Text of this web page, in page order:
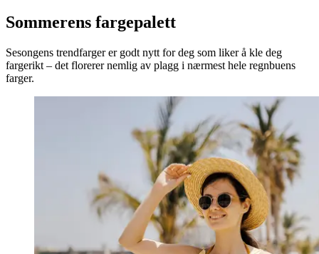
Sommerens fargepalett
Sesongens trendfarger er godt nytt for deg som liker å kle deg
fargerikt – det florerer nemlig av plagg i nærmest hele regnbuens
farger.